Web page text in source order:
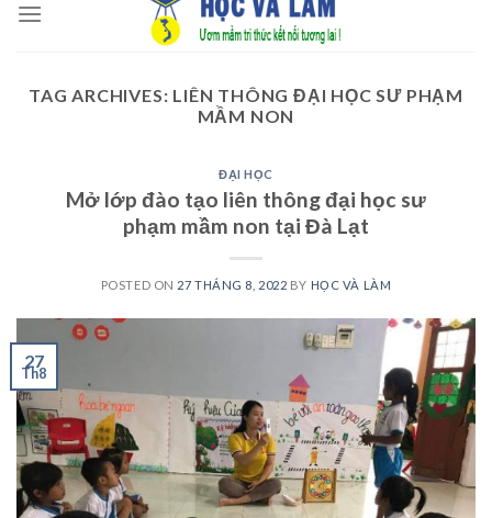
TAG ARCHIVES: LIÊN THÔNG ĐẠI HỌC SƯ PHẠM
MẦM NON
ĐẠI HỌC
Mở lớp đào tạo liên thông đại học sư
phạm mầm non tại Đà Lạt
POSTED ON 27 THÁNG 8, 2022 BY HỌC VÀ LÀM
27
Th8